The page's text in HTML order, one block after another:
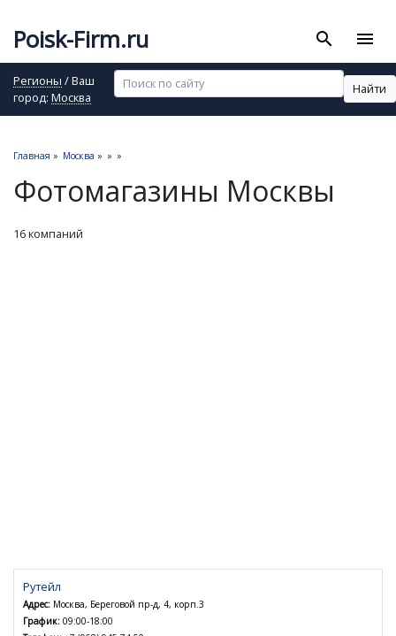
Poisk-Firm.ru search menu
Регионы / Ваш
город: Москва
Найти
Главная » Москва » » »
Фотомагазины Москвы
16 компаний
Рутейл
Адрес: Москва, Береговой пр-д, 4, корп.3
График: 09:00-18:00